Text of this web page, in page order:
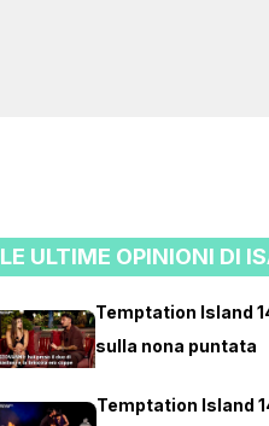
LE ULTIME OPINIONI DI
Temptation Island
sulla nona puntata
Temptation Island